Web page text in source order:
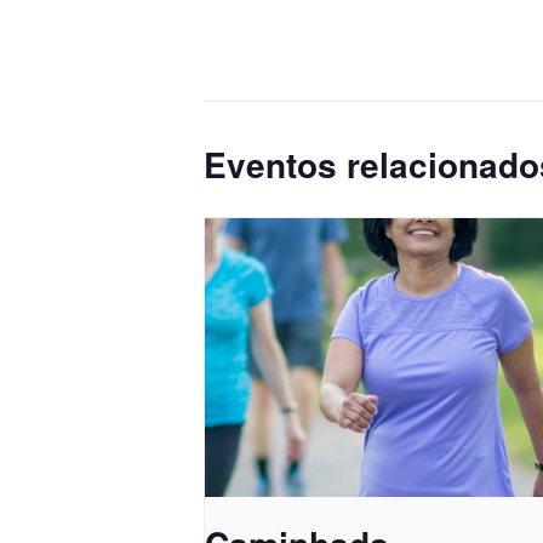
Eventos